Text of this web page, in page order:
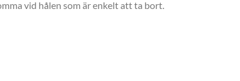
vid hålen som är enkelt att ta bort.